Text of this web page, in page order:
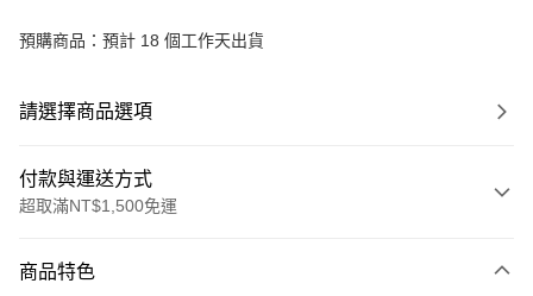
預購商品：預計 18 個工作天出貨
請選擇商品選項
付款與運送方式
超取滿NT$1,500免運
信用卡一次付款
商品特色